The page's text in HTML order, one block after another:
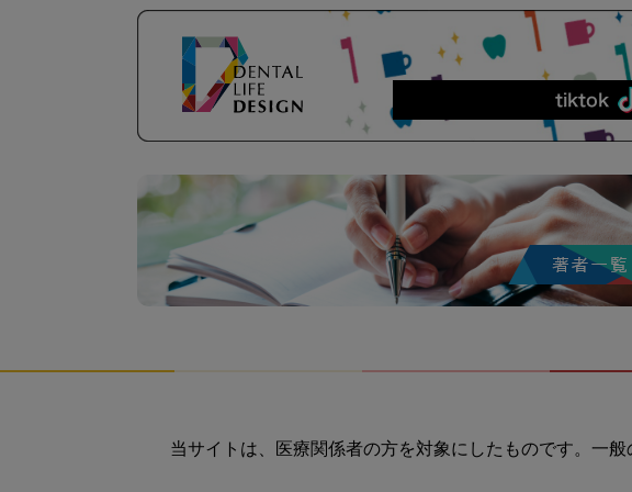
当サイトは、医療関係者の方を対象にしたものです。一